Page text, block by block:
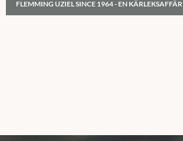
FLEMMING UZIEL SINCE 1964 - EN KÄRLEKSAFFÄR